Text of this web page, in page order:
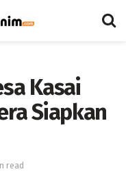
Kasai
Siapkan
read